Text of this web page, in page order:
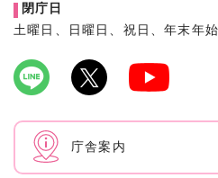
閉庁日
土曜日、日曜日、祝日、年末年始
庁舎案内